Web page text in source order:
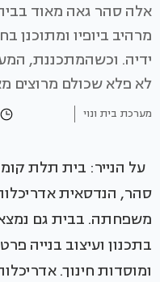
אלה סהר גאה מאוד
מרהיב ביופיו ומתוכנן
ידיה. וכשהמתכננת,
לא פלא שכולם מרוצים
מערכת בית ונוי
על הנייר: בית תלת
סהר, הנדסאית
משפחתה. בבית גם
בתכנון ועיצוב בנייה
ומוסדות חינוך.